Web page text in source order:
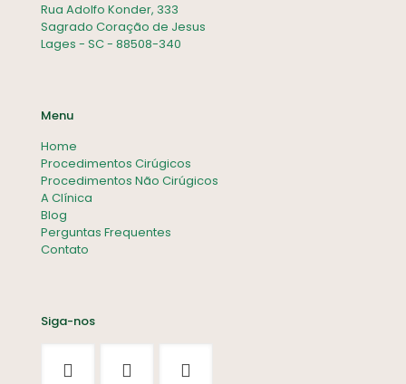
Rua Adolfo Konder, 333
Sagrado Coração de Jesus
Lages - SC - 88508-340
Menu
Home
Procedimentos Cirúgicos
Procedimentos Não Cirúgicos
A Clínica
Blog
Perguntas Frequentes
Contato
Siga-nos